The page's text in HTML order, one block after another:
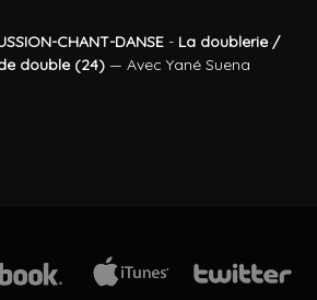
CHANT-DANSE - La doublerie /
double (24) — Avec Yané Suena